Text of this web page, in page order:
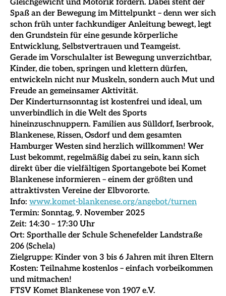
Gleichgewicht und Motorik fördern. Dabei steht der
Spaß an der Bewegung im Mittelpunkt – denn wer sich
schon früh unter fachkundiger Anleitung bewegt, legt
den Grundstein für eine gesunde körperliche
Entwicklung, Selbstvertrauen und Teamgeist.
Gerade im Vorschulalter ist Bewegung unverzichtbar,
Kinder, die toben, springen und klettern dürfen,
entwickeln nicht nur Muskeln, sondern auch Mut und
Freude an gemeinsamer Aktivität.
Der Kinderturnsonntag ist kostenfrei und ideal, um
unverbindlich in die Welt des Sports
hineinzuschnuppern. Familien aus Sülldorf, Iserbrook,
Blankenese, Rissen, Osdorf und dem gesamten
Hamburger Westen sind herzlich willkommen! Wer
Lust bekommt, regelmäßig dabei zu sein, kann sich
direkt über die vielfältigen Sportangebote bei Komet
Blankenese informieren – einem der größten und
attraktivsten Vereine der Elbvororte.
Info: www.komet-blankenese.org/angebot/turnen
Termin: Sonntag, 9. November 2025
Zeit: 14:30 – 17:30 Uhr
Ort: Sporthalle der Schule Schenefelder Landstraße
206 (Schela)
Zielgruppe: Kinder von 3 bis 6 Jahren mit ihren Eltern
Kosten: Teilnahme kostenlos – einfach vorbeikommen
und mitmachen!
FTSV Komet Blankenese von 1907 e.V.